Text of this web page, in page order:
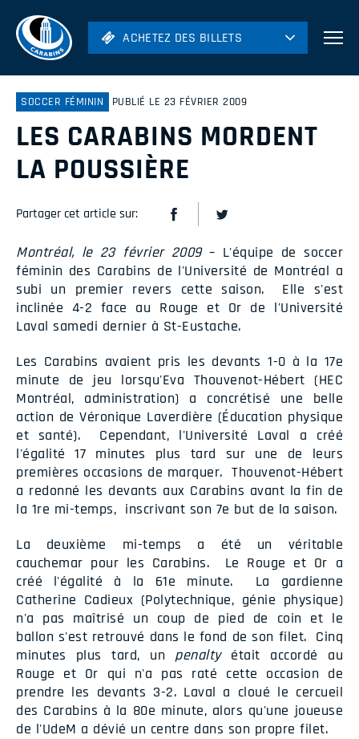
ACHETEZ DES BILLETS
Hockey
Soccer
Rugby
ACHETEZ DES BILLETS
SOCCER FÉMININ PUBLIÉ LE 23 FÉVRIER 2009
LES CARABINS MORDENT
LA POUSSIÈRE
Partager cet article sur:
Montréal, le 23 février 2009– L'équipe de soccer
féminin des Carabins de l'Université de Montréal a
subi un premier revers cette saison. Elle s'est
inclinée 4-2 face au Rouge et Or de l'Université
Laval samedi dernier à St-Eustache.
Les Carabins avaient pris les devants 1-0 à la 17e
minute de jeu lorsqu'Eva Thouvenot-Hébert (HEC
Montréal, administration) a concrétisé une belle
action de Véronique Laverdière (Éducation physique
et santé). Cependant, l'Université Laval a créé
l'égalité 17 minutes plus tard sur une de leurs
premières occasions de marquer. Thouvenot-Hébert
a redonné les devants aux Carabins avant la fin de
la 1re mi-temps, inscrivant son 7e but de la saison.
La deuxième mi-temps a été un véritable
cauchemar pour les Carabins. Le Rouge et Or a
créé l'égalité à la 61e minute. La gardienne
Catherine Cadieux (Polytechnique, génie physique)
n'a pas maîtrisé un coup de pied de coin et le
ballon s'est retrouvé dans le fond de son filet. Cinq
minutes plus tard, un penaltyétait accordé au
Rouge et Or qui n'a pas raté cette occasion de
prendre les devants 3-2. Laval a cloué le cercueil
des Carabins à la 80e minute, alors qu'une joueuse
de l'UdeM a dévié un centre dans son propre filet.